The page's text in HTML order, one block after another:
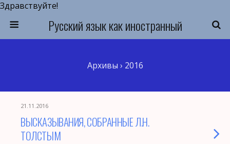
Здравствуйте!
Русский язык как иностранный
Архивы › 2016
21.11.2016
ВЫСКАЗЫВАНИЯ, СОБРАННЫЕ Л.Н.
ТОЛСТЫМ